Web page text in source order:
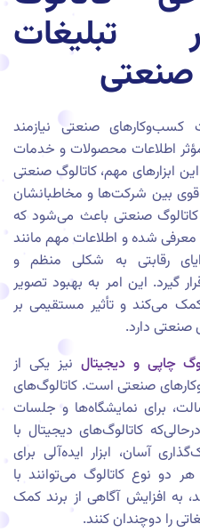
کسب‌وکارهای صنعتی نیازمند
مؤثر اطلاعات محصولات و خدمات
ابزارهای مهم، کاتالوگ صنعتی
قوی بین شرکت‌ها و مخاطبانشان
صنعتی باعث می‌شود که
شده و اطلاعات مهم مانند
رقابتی به شکلی منظم و
گیرد. این امر به بهبود تصویر
می‌کند و تأثیر مستقیمی بر
صنعتی دارد.
چاپی و دیجیتال نیز یکی از
صنعتی است. کاتالوگ‌های
برای نمایشگاه‌ها و جلسات
کاتالوگ‌های دیجیتال با
آسان، ابزار ایده‌آلی برای
دو نوع کاتالوگ می‌توانند با
به افزایش آگاهی از برند کمک
را دوچندان کنند.